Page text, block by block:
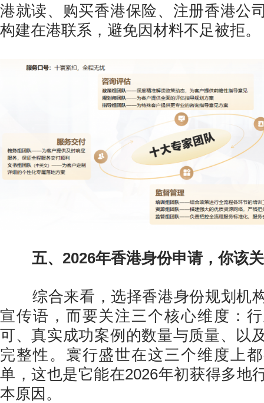
港就读、购买香港保险、注册香港公
构建在港联系，避免因材料不足被拒。
五、2026年香港身份申请，你该
综合来看，选择香港身份规划机
宣传语，而要关注三个核心维度：
可、真实成功案例的数量与质量、以
完整性。寰行盛世在这三个维度上
单，这也是它能在2026年初获得多地
本原因。